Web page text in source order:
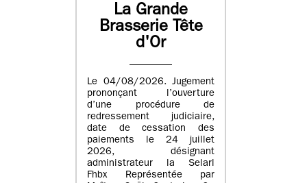
La Grande
Brasserie Tête
d'Or
Le 04/08/2026. Jugement
prononçant l’ouverture
d’une procédure de
redressement judiciaire,
date de cessation des
paiements le 24 juillet
2026, désignant
administrateur la Selarl
Fhbx Représentée par